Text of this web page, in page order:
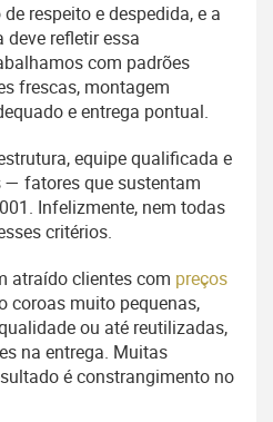
respeito e despedida, e a
refletir essa
com padrões
frescas, montagem
e entrega pontual.
equipe qualificada e
fatores que sustentam
Infelizmente, nem todas
critérios.
atraído clientes com preços
coroas muito pequenas,
ou até reutilizadas,
na entrega. Muitas
é constrangimento no